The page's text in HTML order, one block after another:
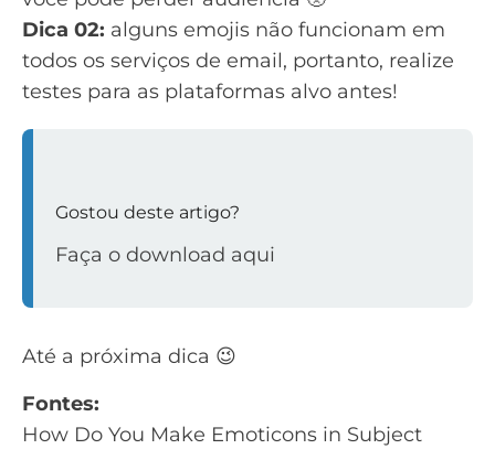
Dica 02: alguns emojis não funcionam em
todos os serviços de email, portanto, realize
testes para as plataformas alvo antes!
Gostou deste artigo?
Faça o download aqui
Até a próxima dica 😉
Fontes:
How Do You Make Emoticons in Subject